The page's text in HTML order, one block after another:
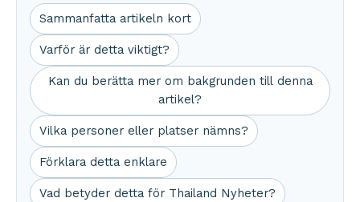
Sammanfatta artikeln kort
Varför är detta viktigt?
Kan du berätta mer om bakgrunden till denna
artikel?
Vilka personer eller platser nämns?
Förklara detta enklare
Vad betyder detta för Thailand Nyheter?